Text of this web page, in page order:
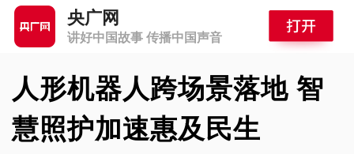
央广网
讲好中国故事 传播中国声音
人形机器人跨场景落地 智
慧照护加速惠及民生